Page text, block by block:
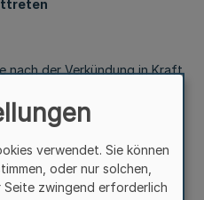
nach der Verkündung in Kraft.
verwendet. Sie können
oder nur solchen,
zwingend erforderlich